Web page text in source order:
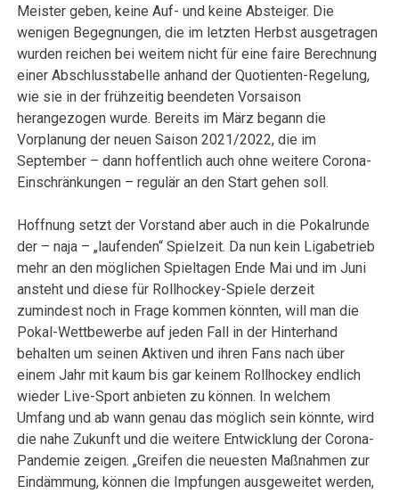
Meister geben, keine Auf- und keine Absteiger. Die
wenigen Begegnungen, die im letzten Herbst ausgetragen
wurden reichen bei weitem nicht für eine faire Berechnung
einer Abschlusstabelle anhand der Quotienten-Regelung,
wie sie in der frühzeitig beendeten Vorsaison
herangezogen wurde. Bereits im März begann die
Vorplanung der neuen Saison 2021/2022, die im
September – dann hoffentlich auch ohne weitere Corona-
Einschränkungen – regulär an den Start gehen soll.
Hoffnung setzt der Vorstand aber auch in die Pokalrunde
der – naja – „laufenden“ Spielzeit. Da nun kein Ligabetrieb
mehr an den möglichen Spieltagen Ende Mai und im Juni
ansteht und diese für Rollhockey-Spiele derzeit
zumindest noch in Frage kommen könnten, will man die
Pokal-Wettbewerbe auf jeden Fall in der Hinterhand
behalten um seinen Aktiven und ihren Fans nach über
einem Jahr mit kaum bis gar keinem Rollhockey endlich
wieder Live-Sport anbieten zu können. In welchem
Umfang und ab wann genau das möglich sein könnte, wird
die nahe Zukunft und die weitere Entwicklung der Corona-
Pandemie zeigen. „Greifen die neuesten Maßnahmen zur
Eindämmung, können die Impfungen ausgeweitet werden,